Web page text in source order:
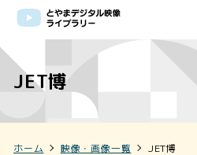
JET博
ホーム 映像・画像一覧 JET博